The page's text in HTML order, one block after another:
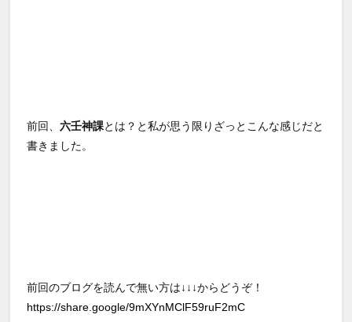
前回、六壬神課とは？と私が思う限りざっとこんな感じだと
書きました。
前回のブログを読んで無い方は↓↓↓からどうぞ！
https://share.google/9mXYnMClF59ruF2mC